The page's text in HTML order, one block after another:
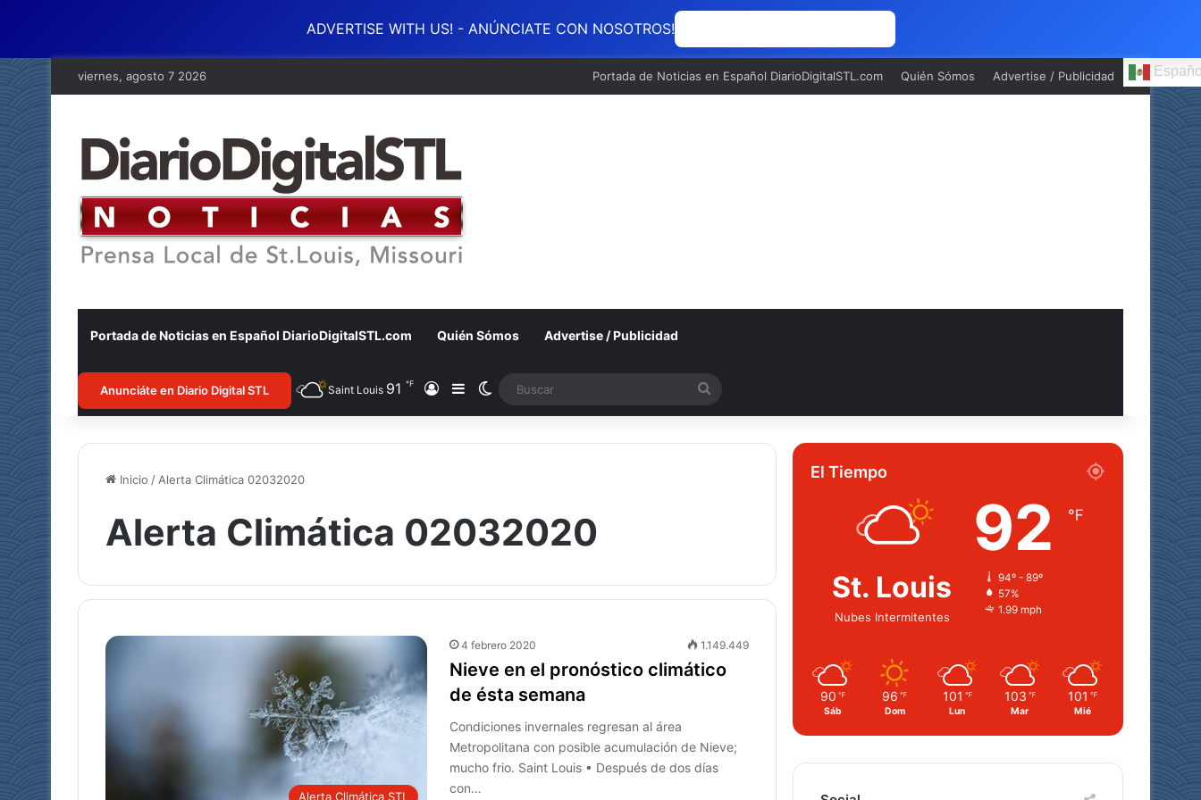
ADVERTISE WITH US! - ANÚNCIATE CON NOSOTROS!
viernes, agosto 7 2026 Portada de Noticias en Español DiarioDigitalSTL.com Quién Sómos Advertise / Publicidad
Portada de Noticias en Español DiarioDigitalSTL.com Quién Sómos Advertise / Publicidad
Anunciáte en Diario Digital STL Saint Louis 91 ℉ AccesoBarra lateral
Switch skin
Inicio / Alerta Climática 02032020
Alerta Climática 02032020
Alerta Climática STL
4 febrero 2020 1.149.449
Nieve en el pronóstico climático
de ésta semana
Condiciones invernales regresan al área
Metropolitana con posible acumulación de Nieve;
mucho frio. Saint Louis • Después de dos días
con…
El Tiempo
St. Louis
Nubes Intermitentes
92 ℉
94º - 89º
57%
1.99 mph
90 ℉
Sáb
96 ℉
Dom
101 ℉
Lun
103 ℉
Mar
101 ℉
Mié